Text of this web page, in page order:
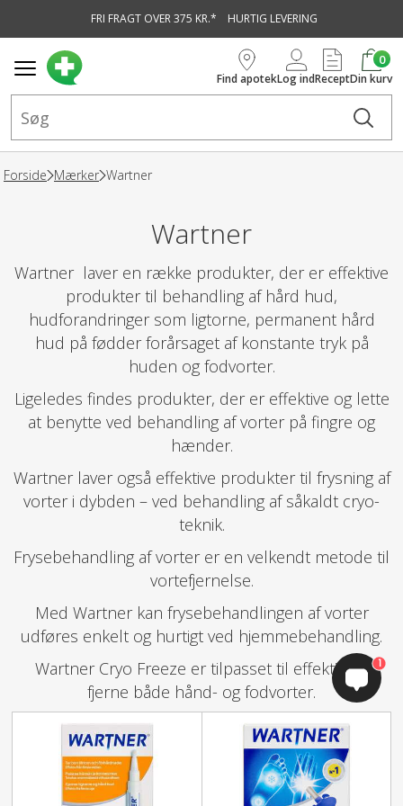
FRI FRAGT OVER 375 KR.* HURTIG LEVERING
Find apotekLog indRecept
0
Din kurv
Forside Mærker Wartner
Wartner
Wartner laver en række produkter, der er effektive
produkter til behandling af hård hud,
hudforandringer som ligtorne, permanent hård
hud på fødder forårsaget af konstante tryk på
huden og fodvorter.
Ligeledes findes produkter, der er effektive og lette
at benytte ved behandling af vorter på fingre og
hænder.
Wartner laver også effektive produkter til frysning af
vorter i dybden – ved behandling af såkaldt cryo-
teknik.
Frysebehandling af vorter er en velkendt metode til
vortefjernelse.
Med Wartner kan frysebehandlingen af vorter
udføres enkelt og hurtigt ved hjemmebehandling.
Wartner Cryo Freeze er tilpasset til effektivt at
fjerne både hånd- og fodvorter.
1